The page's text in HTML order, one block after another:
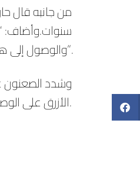
من جانبه قال
سنوات.وأضاف:
والوصول إلى هدفنا المنشود”.
وشدد الصعنون
الأزرق على الوصول للمباراة النهائية.